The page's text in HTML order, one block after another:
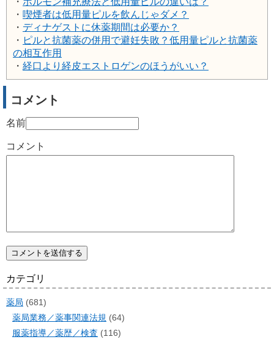
・ 喫煙者は低用量ピルを飲んじゃダメ？
・ ディナゲストに休薬期間は必要か？
・ ピルと抗菌薬の併用で避妊失敗？低用量ピルと抗菌薬
の相互作用
・ 経口より経皮エストロゲンのほうがいい？
コメント
名前
コメント
カテゴリ
薬局 (681)
薬局業務／薬事関連法規 (64)
服薬指導／薬歴／検査 (116)